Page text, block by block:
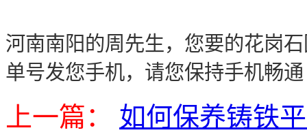
河南南阳的周先生，您要的花岗
单号发您手机，请您保持手机畅通
上一篇：
如何保养铸铁